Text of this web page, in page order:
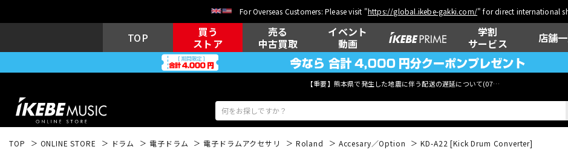
For Overseas Customers: Please visit "https://global.ikebe-gakki.com/" for direct international
TOP
買う
ストア
売る
中古買取
イベント
動画
学割
サービス
店舗
【重要】熊本県で発生した地震に伴う配送の遅延について(07月29日
TOP ONLINE STORE ドラム 電子ドラム 電子ドラムアクセサリ Roland Accesary／Option KD-A22 [Kick Drum Converter]